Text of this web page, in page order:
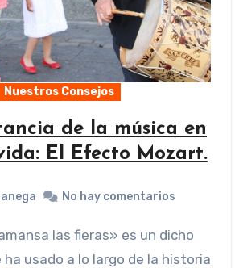
Nuestros Consejos
de la música en
El Efecto Mozart.
No hay comentarios
ha usado a lo largo de la historia